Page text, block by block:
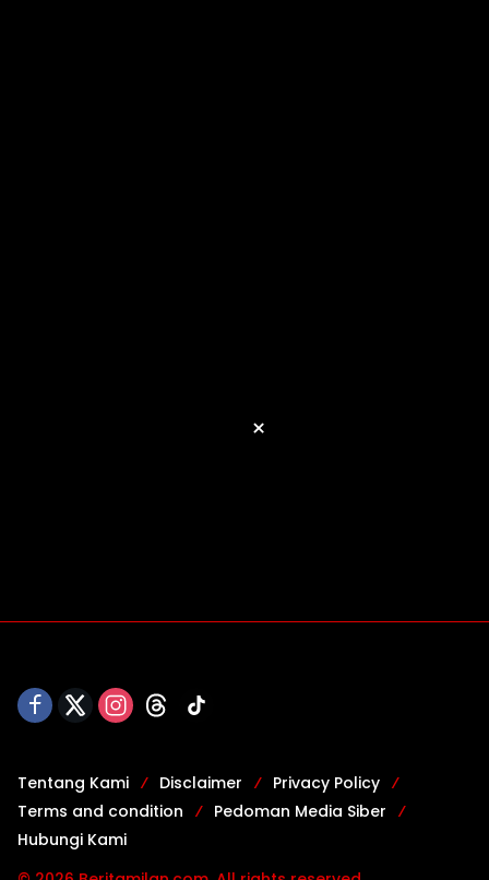
Tentang Kami Disclaimer
Privacy Policy
Terms and condition
Pedoman Media Siber
Hubungi Kami
×